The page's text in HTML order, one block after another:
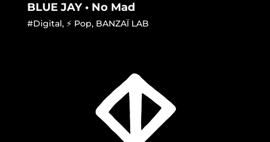
BLUE JAY • No Mad
#Digital, ⚡ Pop, BANZAÏ LAB